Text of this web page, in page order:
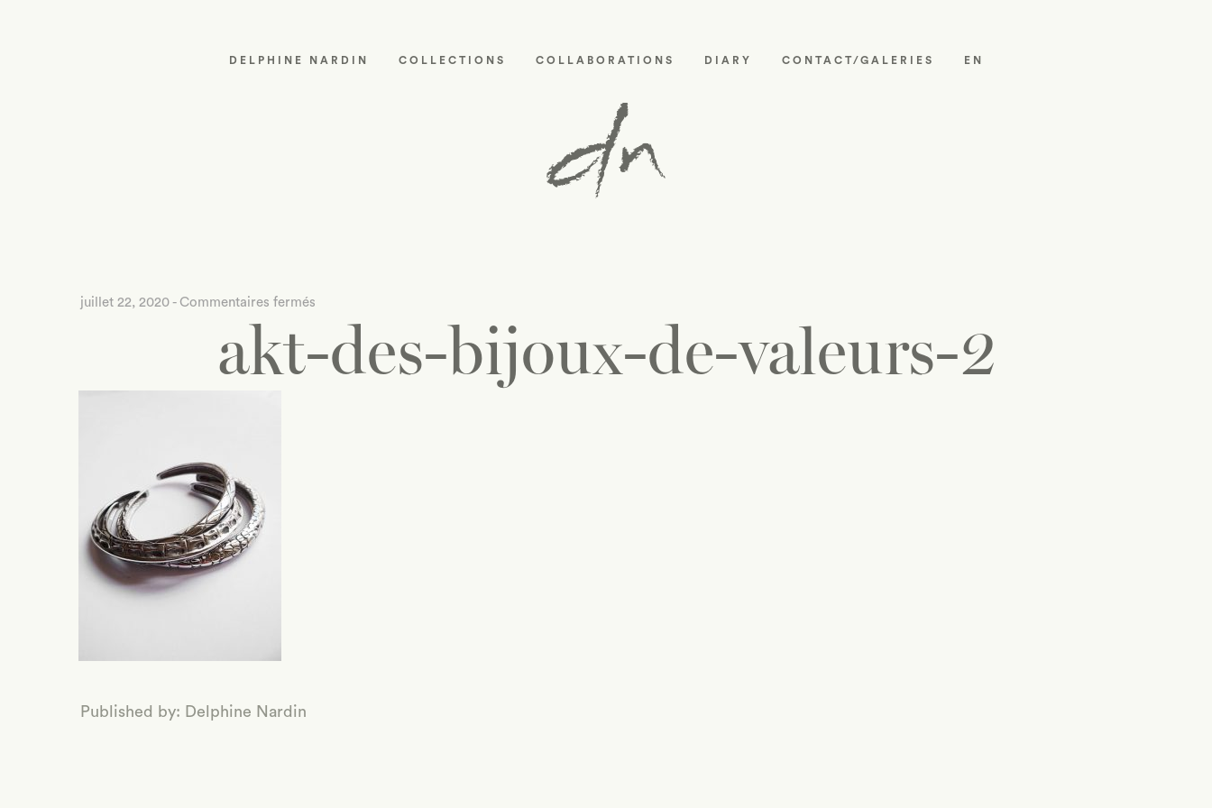
DELPHINE NARDIN COLLECTIONS COLLABORATIONS DIARY CONTACT/GALERIES EN
juillet 22, 2020 - Commentaires fermés
des-
bijoux-
akt-des-bijoux-de-valeurs-2
Published by: Delphine Nardin